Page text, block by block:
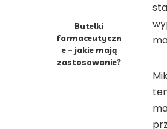
Butelki
farmaceutyczn
e – jakie mają
zastosowanie?